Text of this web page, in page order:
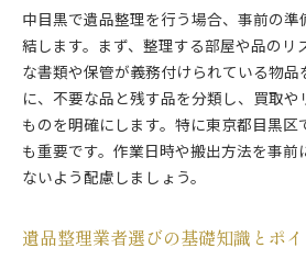
遺品整理でトラブルを防ぐた
東京で安心感のある遺品整
遺品整理を東京で行うときの注意
東京で遺品整理を行う際の注
遺品整理時の近隣配慮とマ
遺品整理の際に気を付けたい
遺品整理で知っておきたい搬
中目黒で遺品整理を行う場合、事前の
結します。まず、整理する部屋や品のリ
な書類や保管が義務付けられている物
に、不要な品と残す品を分類し、買取
ものを明確にします。特に東京都目黒
も重要です。作業日時や搬出方法を事前
ないよう配慮しましょう。
遺品整理業者選びの基礎知識とポイ